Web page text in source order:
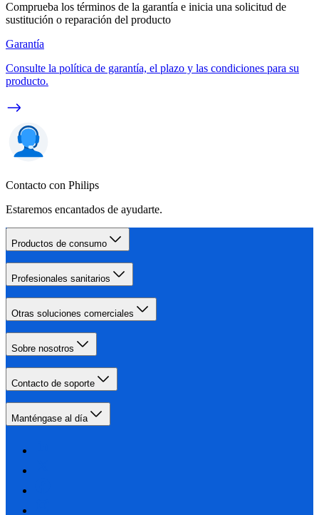
Comprueba los términos de la garantía e inicia una solicitud de
sustitución o reparación del producto
Garantía
Consulte la política de garantía, el plazo y las condiciones para su
producto.
Contacto con Philips
Estaremos encantados de ayudarte.
Productos de consumo
Profesionales sanitarios
Otras soluciones comerciales
Sobre nosotros
Contacto de soporte
Manténgase al día